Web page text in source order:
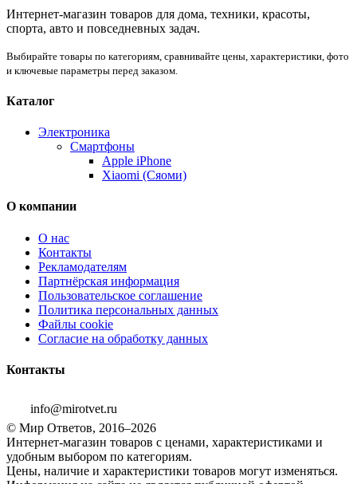
Интернет-магазин товаров для дома, техники, красоты,
спорта, авто и повседневных задач.
Выбирайте товары по категориям, сравнивайте цены, характеристики, фото
и ключевые параметры перед заказом.
Каталог
Электроника
Смартфоны
Apple iPhone
Xiaomi (Сяоми)
О компании
О нас
Контакты
Рекламодателям
Партнёрская информация
Пользовательское соглашение
Политика персональных данных
Файлы cookie
Согласие на обработку данных
Контакты
info@mirotvet.ru
© Мир Ответов, 2016–2026
Интернет-магазин товаров с ценами, характеристиками и
удобным выбором по категориям.
Цены, наличие и характеристики товаров могут изменяться.